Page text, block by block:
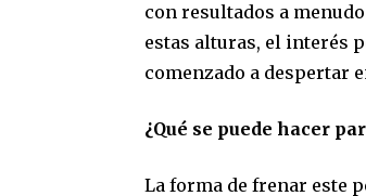
con resultados a
estas alturas, el interés
comenzado a despertar
¿Qué se puede hacer
La forma de frenar este